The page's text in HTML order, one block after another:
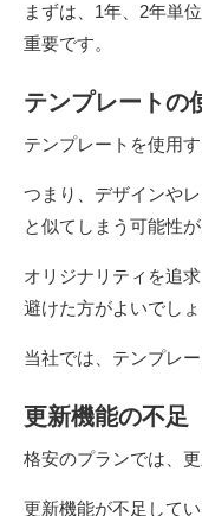
まずは、1年、2年単
重要です。
テンプレートの
テンプレートを使用
つまり、デザインや
と似てしまう可能性が
オリジナリティを追
避けた方がよいでしょ
当社では、テンプレ
更新機能の不足
格安のプランでは、
更新機能が不足してい